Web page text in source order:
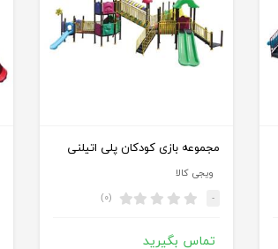
مجموعه بازی کودکان پلی اتیلنی
ویجی کالا
- (۰)
تماس بگیرید